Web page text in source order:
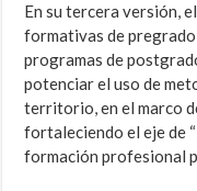
En su tercera versión,
formativas de
programas de
potenciar el uso de
territorio, en el marco
fortaleciendo el eje de
formación profesional